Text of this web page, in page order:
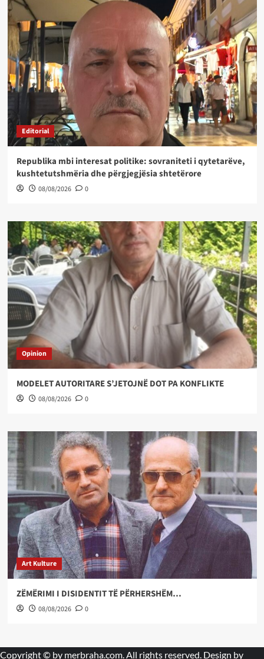
Editorial
Republika mbi interesat politike: sovraniteti i qytetarëve,
kushtetutshmëria dhe përgjegjësia shtetërore
08/08/2026 0
Opinion
MODELET AUTORITARE S’JETOJNË DOT PA KONFLIKTE
08/08/2026 0
Art Kulture
ZËMËRIMI I DISIDENTIT TË PËRHERSHËM…
08/08/2026 0
Copyright © by merbraha.com. All rights reserved. Design by